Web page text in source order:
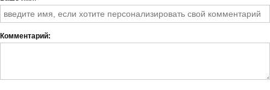
Комментарий